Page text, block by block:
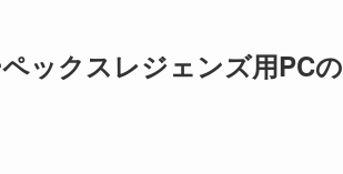
ックスレジェンズ用PCの